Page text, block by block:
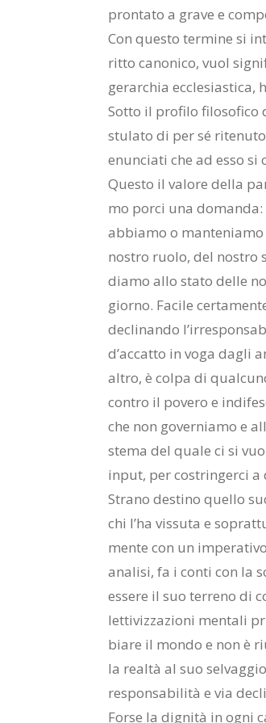
pron­ta­to a gra­ve e
Con que­sto ter­mi­ne si
rit­to ca­no­ni­co, vuol
ge­rar­chia ec­cle­sia­sti­ca,
Sot­to il pro­fi­lo fi­lo­so­fi­co
stu­la­to di per sé
enun­cia­ti che ad esso si
Que­sto il va­lo­re del­la
mo por­ci una
ab­bia­mo o
no­stro ruo­lo, del no­stro
dia­mo allo sta­to del­le
gior­no. Fa­ci­le
de­cli­nan­do
d’ac­cat­to in voga da­gli
al­tro, è col­pa di
con­tro il po­ve­ro e
che non go­ver­nia­mo e
ste­ma del qua­le ci si
in­put, per co­strin­ger­ci a
Stra­no de­sti­no quel­lo
chi l’ha vis­su­ta e
men­te con un
ana­li­si, fa i con­ti con la
es­se­re il suo ter­re­no di
let­ti­viz­za­zio­ni men­ta­li
bia­re il mon­do e non è
la real­tà al suo
re­spon­sa­bi­li­tà e via
For­se la di­gni­tà in ogni